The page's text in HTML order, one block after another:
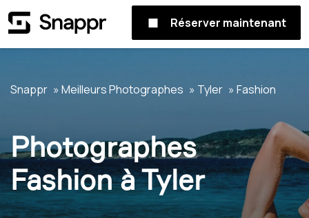
Réserver maintenant
Snappr Meilleurs Photographes Tyler Fashion
Photographes
Fashion à Tyler